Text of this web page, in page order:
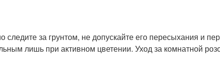
следите за грунтом, не допускайте его пересыхания и
лишь при активном цветении. Уход за комнатной